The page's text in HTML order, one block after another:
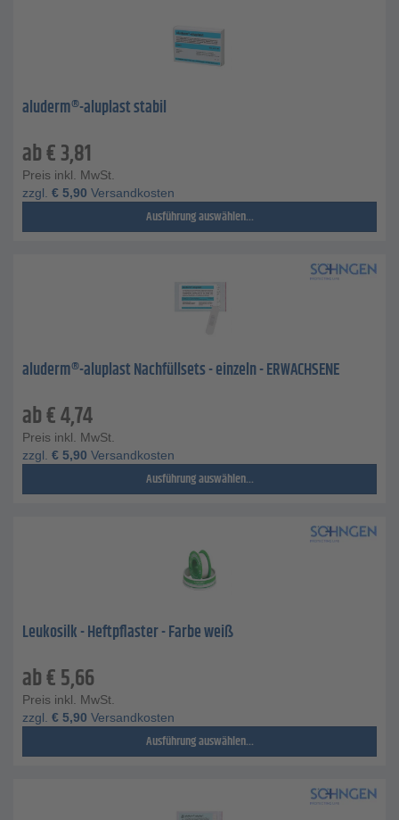
aluderm®-aluplast stabil
ab€3,81
Preis inkl. MwSt.
zzgl. € 5,90 Versandkosten
Ausführung auswählen...
aluderm®-aluplast Nachfüllsets - einzeln - ERWACHSENE
ab€4,74
Preis inkl. MwSt.
zzgl. € 5,90 Versandkosten
Ausführung auswählen...
Leukosilk - Heftpflaster - Farbe weiß
ab€5,66
Preis inkl. MwSt.
zzgl. € 5,90 Versandkosten
Ausführung auswählen...